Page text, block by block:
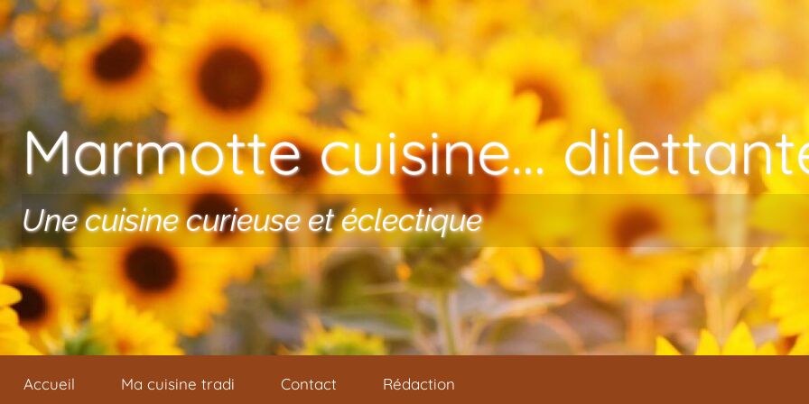
Aller au contenu
Marmotte cuisine…
Une cuisine curieuse et éclectique
Accueil Ma cuisine tradi Contact Rédaction